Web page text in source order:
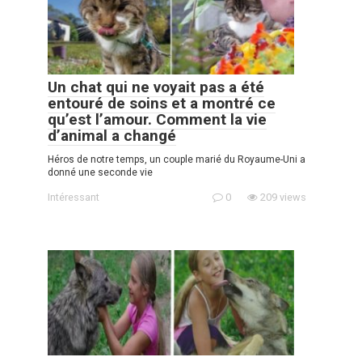
Un chat qui ne voyait pas a été
entouré de soins et a montré ce
qu’est l’amour. Comment la vie
d’animal a changé
Héros de notre temps, un couple marié du Royaume-Uni a
donné une seconde vie
Intéressant 0 209 views